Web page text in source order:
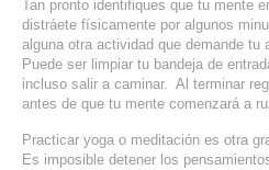
Tan pronto identifiques que tu mente
distráete físicamente por algunos
alguna otra actividad que demande tu
Puede ser limpiar tu bandeja de
incluso salir a caminar. Al terminar
antes de que tu mente comenzará a
Practicar yoga o meditación es otra
Es imposible detener los